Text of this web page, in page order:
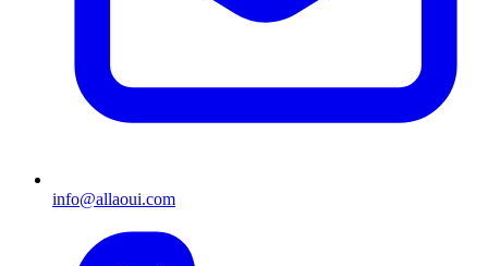
info@allaoui.com